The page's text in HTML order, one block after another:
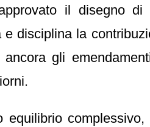
il disegno
disciplina la
ancora gli
equilibrio